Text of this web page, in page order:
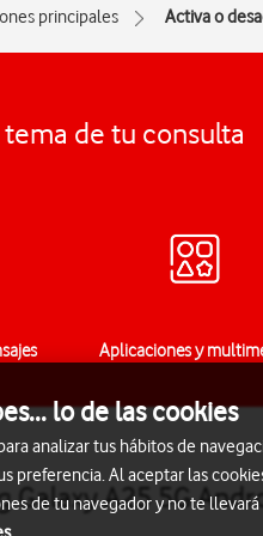
principales Activa o
tema de tu consulta
Aplicaciones y
A25 5G
lo de las cookies
analizar tus hábitos de
preferencia. Al aceptar las
de tu navegador y no te